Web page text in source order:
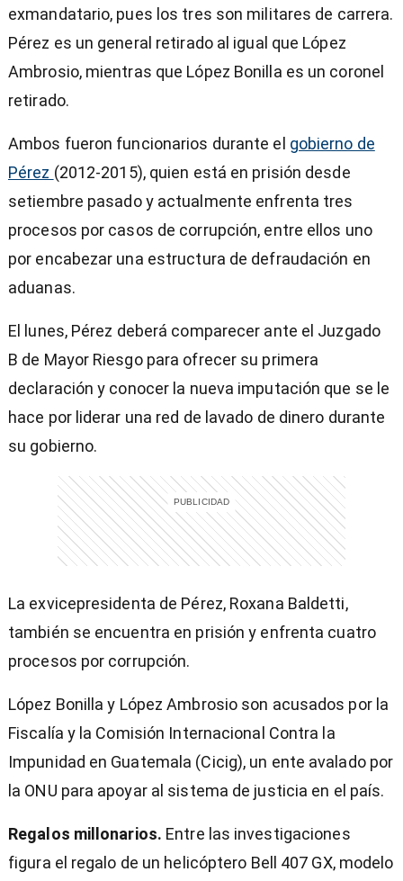
exmandatario, pues los tres son militares de carrera.
Pérez es un general retirado al igual que López
Ambrosio, mientras que López Bonilla es un coronel
retirado.
Ambos fueron funcionarios durante el gobierno de
Pérez (2012-2015), quien está en prisión desde
setiembre pasado y actualmente enfrenta tres
procesos por casos de corrupción, entre ellos uno
por encabezar una estructura de defraudación en
aduanas.
El lunes, Pérez deberá comparecer ante el Juzgado
B de Mayor Riesgo para ofrecer su primera
declaración y conocer la nueva imputación que se le
hace por liderar una red de lavado de dinero durante
su gobierno.
La exvicepresidenta de Pérez, Roxana Baldetti,
también se encuentra en prisión y enfrenta cuatro
procesos por corrupción.
López Bonilla y López Ambrosio son acusados por la
Fiscalía y la Comisión Internacional Contra la
Impunidad en Guatemala (Cicig), un ente avalado por
la ONU para apoyar al sistema de justicia en el país.
Regalos millonarios. Entre las investigaciones
figura el regalo de un helicóptero Bell 407 GX, modelo